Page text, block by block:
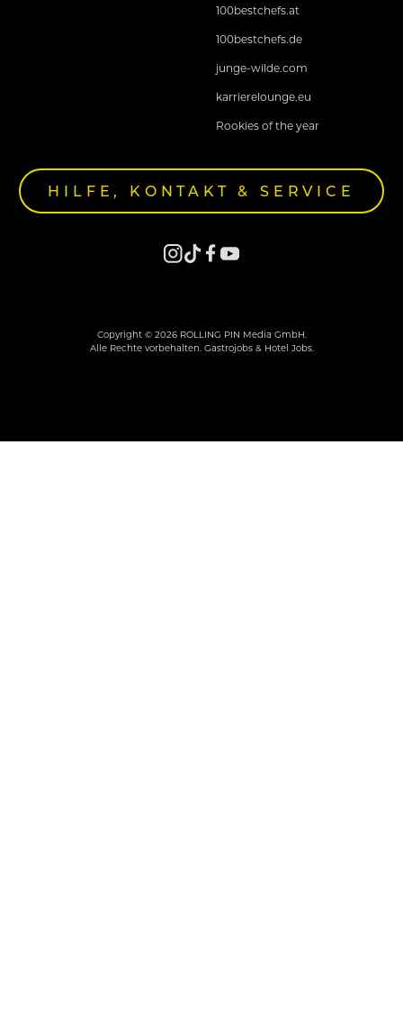
100bestchefs.at
100bestchefs.de
junge-wilde.com
karrierelounge.eu
Rookies of the year
HILFE, KONTAKT & SERVICE
Copyright © 2026 ROLLING PIN Media GmbH.
Alle Rechte vorbehalten. Gastrojobs & Hotel Jobs.